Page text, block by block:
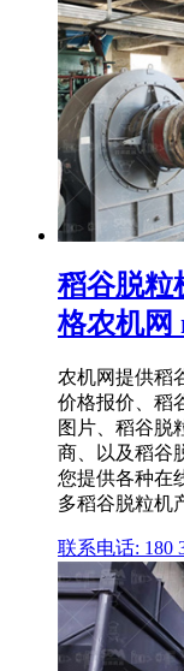
稻谷脱粒
格农机网
农机网提供稻
价格报价、稻
图片、稻谷脱
商、以及稻谷
您提供各种在
多稻谷脱粒机
联系电话: 180